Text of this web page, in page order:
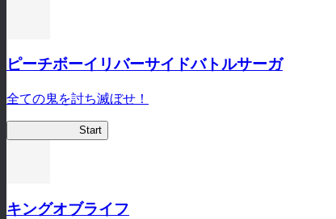
ピーチボーイリバーサイドバトルサーガ
全ての鬼を討ち滅ぼせ！
Start
キングオブライフ